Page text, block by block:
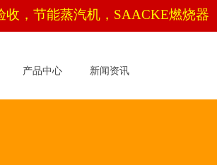
，节能蒸汽机， SAACKE燃烧器
产品中心 新闻资讯